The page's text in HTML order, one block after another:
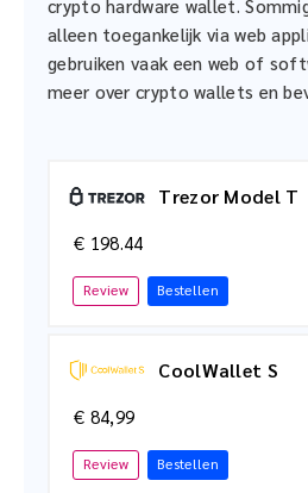
crypto hardware wallet.
alleen toegankelijk via web
gebruiken vaak een web of
meer over crypto wallets en
Trezor Model T
€ 198.44
Review Bestellen
CoolWallet S
€ 84,99
Review Bestellen